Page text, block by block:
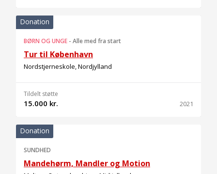
Donation
BØRN OG UNGE - Alle med fra start
Tur til København
Nordstjerneskole, Nordjylland
Tildelt støtte
15.000 kr. 2021
Donation
SUNDHED
Mandehørm, Mandler og Motion